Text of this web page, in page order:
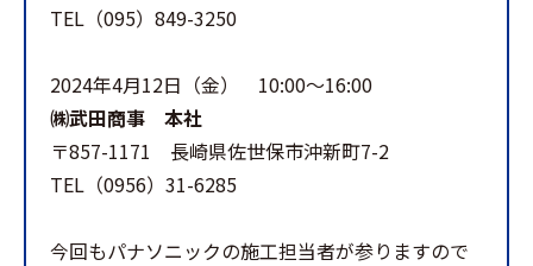
TEL（095）849-3250
2024年4月12日（金） 10:00～16:00
㈱武田商事 本社
〒857-1171 長崎県佐世保市沖新町7-2
TEL（0956）31-6285
今回もパナソニックの施工担当者が参りますので